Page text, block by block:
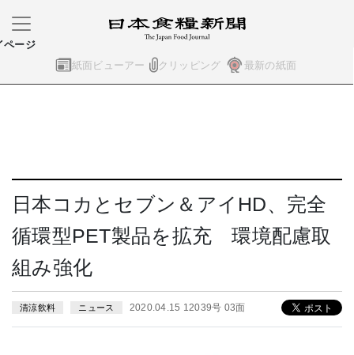
紙面ビューアー クリッピング 最新の紙面
ページ
日本コカとセブン＆アイHD、完全
循環型PET製品を拡充 環境配慮取
組み強化
清涼飲料 ニュース 2020.04.15 12039号 03面